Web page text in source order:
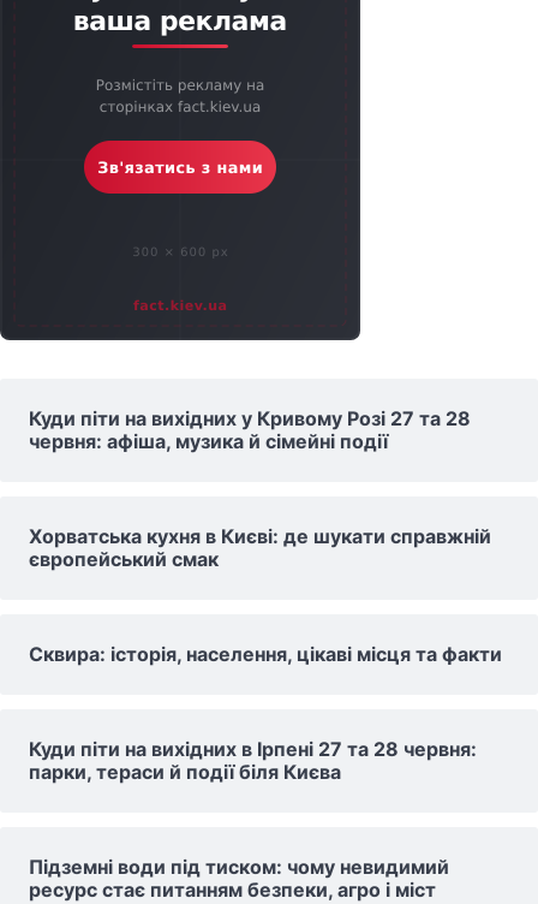
Куди піти на вихідних у Кривому Розі 27 та 28
червня: афіша, музика й сімейні події
Хорватська кухня в Києві: де шукати справжній
європейський смак
Сквира: історія, населення, цікаві місця та факти
Куди піти на вихідних в Ірпені 27 та 28 червня:
парки, тераси й події біля Києва
Підземні води під тиском: чому невидимий
ресурс стає питанням безпеки, агро і міст